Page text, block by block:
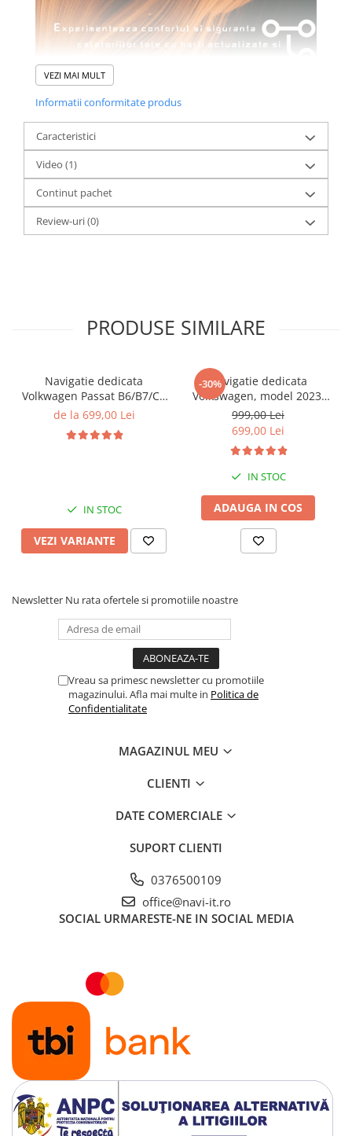
VEZI MAI MULT
Informatii conformitate produs
Caracteristici
Video (1)
Continut pachet
Review-uri(0)
PRODUSE SIMILARE
Navigatie dedicata
Volkwagen Passat B6/B7/CC
Gri, 4GB RAM 64GB ROM,
Display QLED 10", DSP,
de la 699,00 Lei
IN STOC
VEZI VARIANTE
-30%Navigatie dedicata
Volkswagen, model 2023,
4GB RAM 64GB ROM,
Quadcore, Android 14,
Display QLED 7", DSP,
Carplay&Android Auto,
Suport camere AHD
999,00 Lei
699,00 Lei
IN STOC
ADAUGA IN COS
Newsletter Nu rata ofertele si promotiile noastre
Vreau sa primesc newsletter cu promotiile
magazinului. Afla mai multe in Politica de
Confidentialitate
MAGAZINUL MEU
CLIENTI
DATE COMERCIALE
SUPORT CLIENTI
0376500109
office@navi-it.ro
SOCIAL URMARESTE-NE IN SOCIAL MEDIA